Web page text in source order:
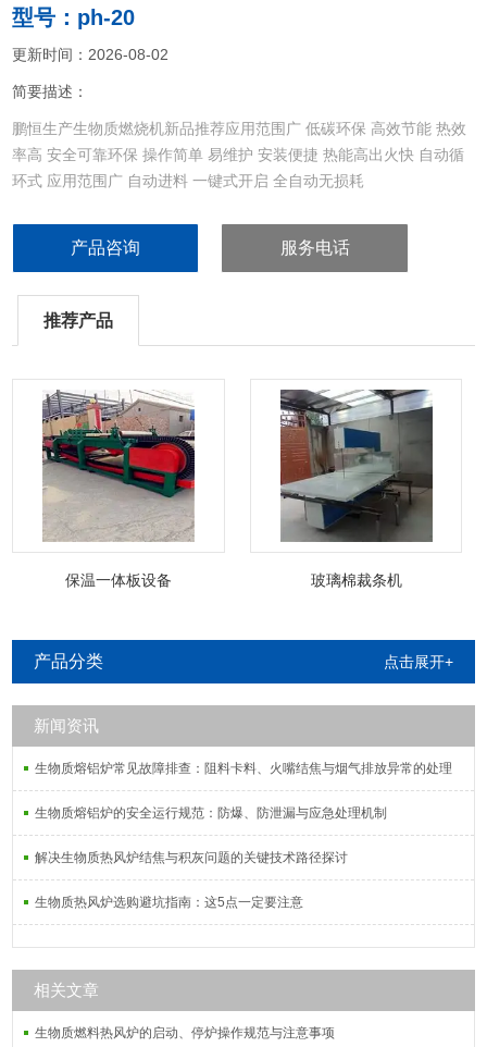
型号：ph-20
更新时间：2026-08-02
简要描述：
鹏恒生产生物质燃烧机新品推荐应用范围广 低碳环保 高效节能 热效
率高 安全可靠环保 操作简单 易维护 安装便捷 热能高出火快 自动循
环式 应用范围广 自动进料 一键式开启 全自动无损耗
产品咨询 服务电话
推荐产品
保温一体板设备 玻璃棉裁条机
产品分类 点击展开+
新闻资讯
生物质熔铝炉常见故障排查：阻料卡料、火嘴结焦与烟气排放异常的处理
生物质熔铝炉的安全运行规范：防爆、防泄漏与应急处理机制
解决生物质热风炉结焦与积灰问题的关键技术路径探讨
生物质热风炉选购避坑指南：这5点一定要注意
相关文章
生物质燃料热风炉的启动、停炉操作规范与注意事项